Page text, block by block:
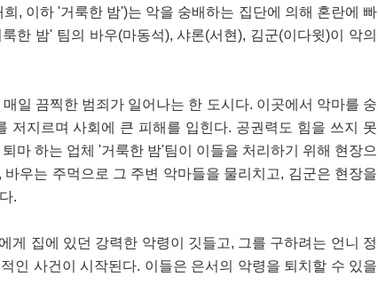
, 이하 '거룩한 밤')는 악을 숭배하는 집단에 의해 혼란에 빠
한 밤' 팀의 바우(마동석), 샤론(서현), 김군(이다윗)이 악의
일 끔찍한 범죄가 일어나는 한 도시다. 이곳에서 악마를 숭
저지르며 사회에 큰 피해를 입힌다. 공권력도 힘을 쓰지 못
마 하는 업체 '거룩한 밤'팀이 이들을 처리하기 위해 현장으
우는 주먹으로 그 주변 악마들을 물리치고, 김군은 현장을
.
게 집에 있던 강력한 악령이 깃들고, 그를 구하려는 언니 정
인 사건이 시작된다. 이들은 은서의 악령을 퇴치할 수 있을